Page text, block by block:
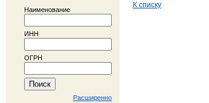
Наименование
ИНН
ОГРН
Расширенно
К списку